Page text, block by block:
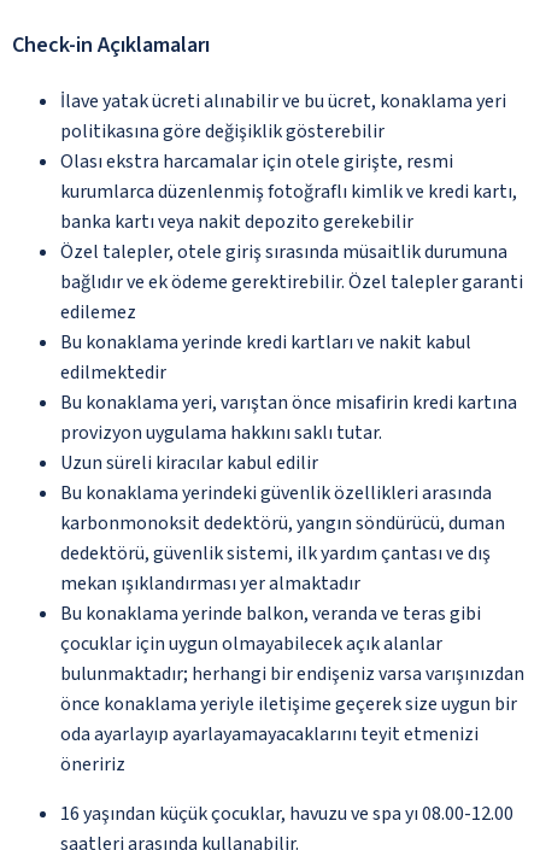
Check-in Açıklamaları
İlave yatak ücreti alınabilir ve bu ücret, konaklama yeri
politikasına göre değişiklik gösterebilir
Olası ekstra harcamalar için otele girişte, resmi
kurumlarca düzenlenmiş fotoğraflı kimlik ve kredi kartı,
banka kartı veya nakit depozito gerekebilir
Özel talepler, otele giriş sırasında müsaitlik durumuna
bağlıdır ve ek ödeme gerektirebilir. Özel talepler garanti
edilemez
Bu konaklama yerinde kredi kartları ve nakit kabul
edilmektedir
Bu konaklama yeri, varıştan önce misafirin kredi kartına
provizyon uygulama hakkını saklı tutar.
Uzun süreli kiracılar kabul edilir
Bu konaklama yerindeki güvenlik özellikleri arasında
karbonmonoksit dedektörü, yangın söndürücü, duman
dedektörü, güvenlik sistemi, ilk yardım çantası ve dış
mekan ışıklandırması yer almaktadır
Bu konaklama yerinde balkon, veranda ve teras gibi
çocuklar için uygun olmayabilecek açık alanlar
bulunmaktadır; herhangi bir endişeniz varsa varışınızdan
önce konaklama yeriyle iletişime geçerek size uygun bir
oda ayarlayıp ayarlayamayacaklarını teyit etmenizi
öneririz
16 yaşından küçük çocuklar, havuzu ve spa yı 08.00-12.00
saatleri arasında kullanabilir.